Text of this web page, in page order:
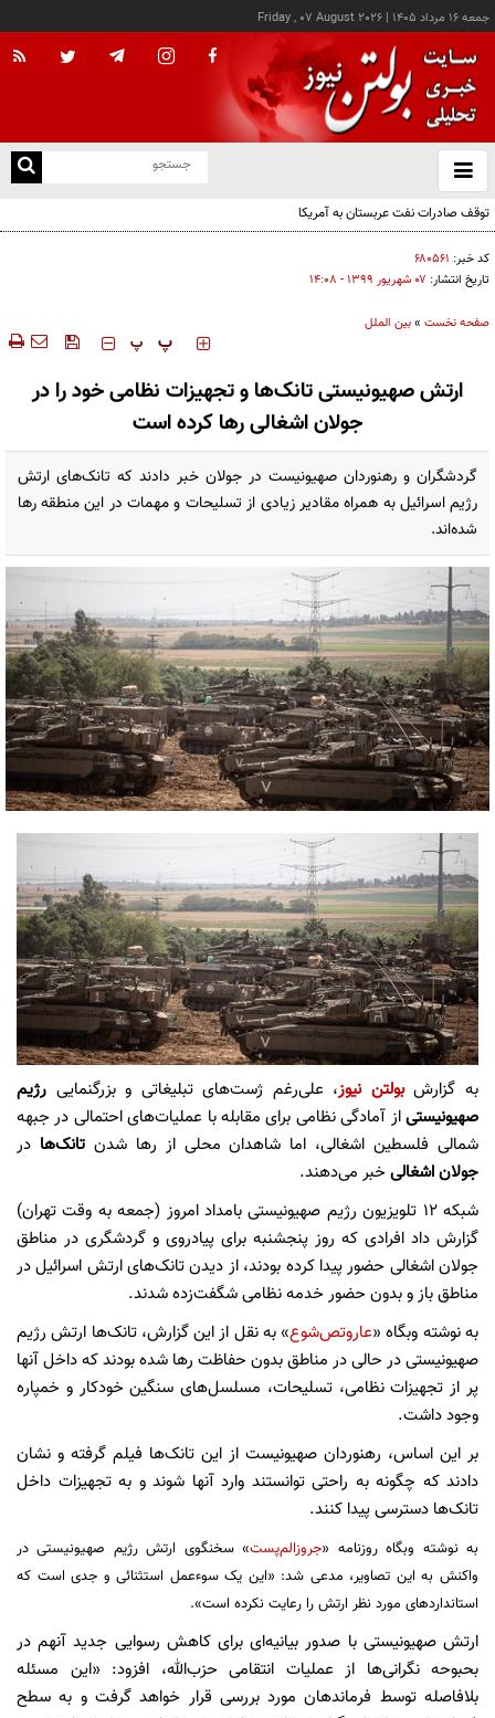
جمعه ۱۶ مرداد ۱۴۰۵ |
Friday , 07 August 2026
باز
و
توقف صادرات نفت عربستان به آمریکا
کد خبر: ۶۸۰۵۶۱
تاریخ انتشار: ۰۷ شهريور ۱۳۹۹ - ۱۴:۰۸
صفحه نخست »بین الملل
‍‍‍ پ پ
ارتش صهیونیستی تانک‌ها و تجهیزات نظامی خود را در
جولان اشغالی رها کرده است
گردشگران و رهنوردان صهیونیست در جولان خبر دادند که تانک‌های ارتش
رژیم اسرائیل به همراه مقادیر زیادی از تسلیحات و مهمات در این منطقه رها
شده‌اند.
به گزارشبولتن نیوز، علی‌رغم ژست‌های تبلیغاتی و بزرگنمایی رژیم
صهیونیستیاز آمادگی نظامی برای مقابله با عملیات‌های احتمالی در جبهه
شمالی فلسطین اشغالی، اما شاهدان محلی از رها شدنتانک‌ها در
جولان اشغالیخبر می‌دهند.
شبکه ۱۲ تلویزیون رژیم صهیونیستی بامداد امروز (جمعه به وقت تهران)
گزارش داد افرادی که روز پنجشنبه برای پیادروی و گردشگری در مناطق
جولان اشغالی حضور پیدا کرده بودند، از دیدن تانک‌های ارتش اسرائیل در
مناطق باز و بدون حضور خدمه نظامی شگفت‌زده شدند.
به نوشته وبگاه «عاروتص‌شوع» به نقل از این گزارش، تانک‌ها ارتش رژیم
صهیونیستی در حالی در مناطق بدون حفاظت رها شده بودند که داخل آنها
پر از تجهیزات نظامی، تسلیحات، مسلسل‌های سنگین خودکار و خمپاره
وجود داشت.
بر این اساس، رهنوردان صهیونیست از این تانک‌ها فیلم گرفته و نشان
دادند که چگونه به راحتی توانستند وارد آنها شوند و به تجهیزات داخل
تانک‌ها دسترسی پیدا کنند.
به نوشته وبگاه روزنامه «جروزالم‌پست» سخنگوی ارتش رژیم صهیونیستی در
واکنش به این تصاویر، مدعی شد: «این یک سوءعمل استثنائی و جدی است که
استانداردهای مورد نظر ارتش را رعایت نکرده است».
ارتش صهیونیستی با صدور بیانیه‌ای برای کاهش رسوایی جدید آنهم در
بحبوحه نگرانی‌ها از عملیات انتقامی حزب‌الله، افزود: «این مسئله
بلافاصله توسط فرماندهان مورد بررسی قرار خواهد گرفت و به سطح